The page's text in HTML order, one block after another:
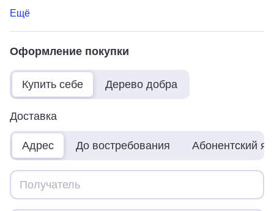
Ещё
Оформление покупки
Купить себе Дерево добра
Доставка
Адрес До востребования Абонентский